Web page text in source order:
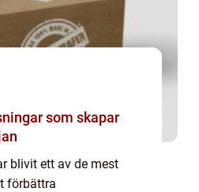
som skapar
blivit ett av de mest
förbättra